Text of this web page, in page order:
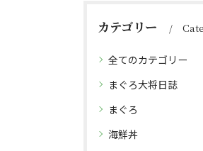
カテゴリー
全てのカテゴリー
まぐろ大将日誌
まぐろ
海鮮丼